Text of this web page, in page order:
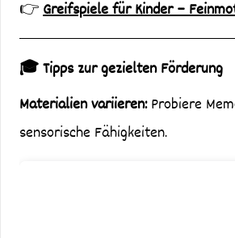
👉Greifspiele für Kinder –
🎓 Tipps zur gezielten Förderung
Materialien variieren:Probiere
sensorische Fähigkeiten.